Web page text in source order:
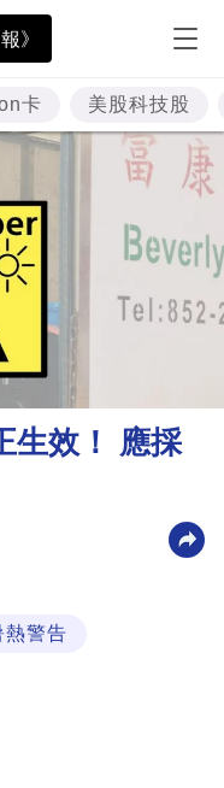
》
卡 美股科技股
生效！ 應採
熱警告